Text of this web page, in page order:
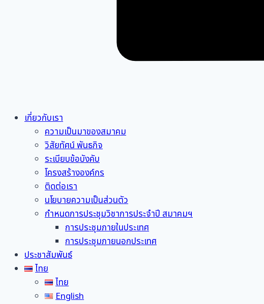
เกี่ยวกับเรา
ความเป็นมาของสมาคม
วิสัยทัศน์ พันธกิจ
ระเบียบข้อบังคับ
โครงสร้างองค์กร
ติดต่อเรา
นโยบายความเป็นส่วนตัว
กำหนดการประชุมวิชาการประจำปี สมาคมฯ
การประชุมภายในประเทศ
การประชุมภายนอกประเทศ
ประชาสัมพันธ์
ไทย
ไทย
English